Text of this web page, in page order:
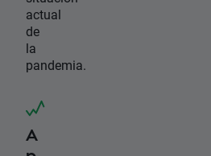
actual
de
la
pandemia.
A